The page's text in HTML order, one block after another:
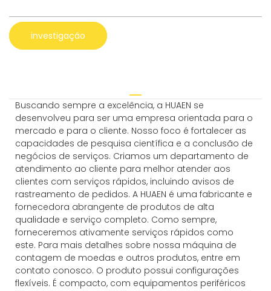
investigação
Buscando sempre a excelência, a HUAEN se
desenvolveu para ser uma empresa orientada para o
mercado e para o cliente. Nosso foco é fortalecer as
capacidades de pesquisa científica e a conclusão de
negócios de serviços. Criamos um departamento de
atendimento ao cliente para melhor atender aos
clientes com serviços rápidos, incluindo avisos de
rastreamento de pedidos. A HUAEN é uma fabricante e
fornecedora abrangente de produtos de alta
qualidade e serviço completo. Como sempre,
forneceremos ativamente serviços rápidos como
este. Para mais detalhes sobre nossa máquina de
contagem de moedas e outros produtos, entre em
contato conosco. O produto possui configurações
flexíveis. É compacto, com equipamentos periféricos